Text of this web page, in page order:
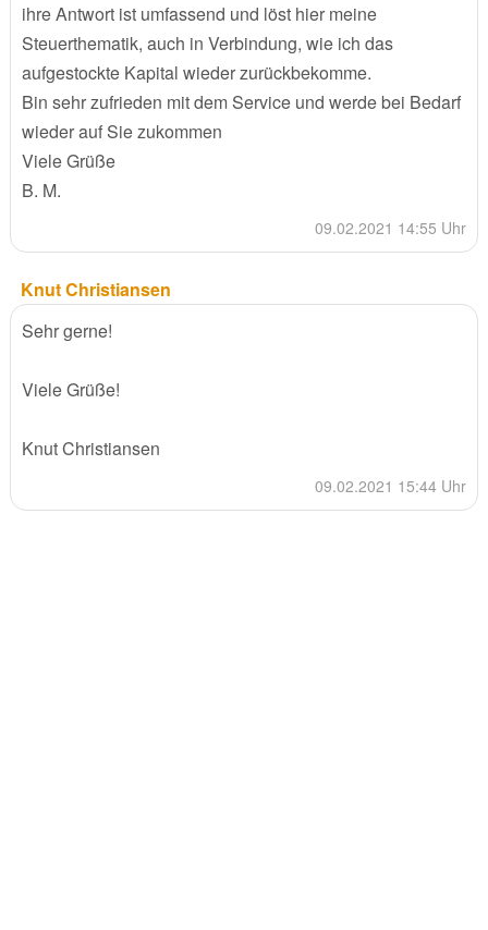
ihre Antwort ist umfassend und löst hier meine
Steuerthematik, auch in Verbindung, wie ich das
aufgestockte Kapital wieder zurückbekomme.
Bin sehr zufrieden mit dem Service und werde bei Bedarf
wieder auf Sie zukommen
Viele Grüße
B. M.
09.02.2021 14:55 Uhr
Knut Christiansen
Sehr gerne!
Viele Grüße!
Knut Christiansen
09.02.2021 15:44 Uhr